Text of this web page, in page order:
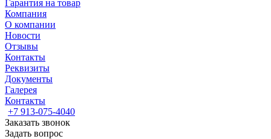
Гарантия на товар
Компания
О компании
Новости
Отзывы
Контакты
Реквизиты
Документы
Галерея
Контакты
+7 913-075-4040
Заказать звонок
Задать вопрос